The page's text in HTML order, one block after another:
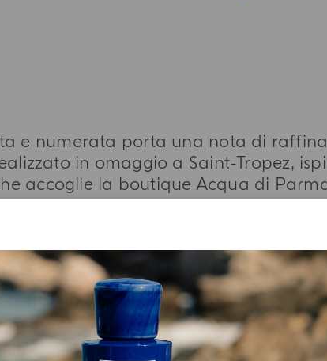
e numerata porta una nota di
in omaggio a Saint-Tropez,
accoglie la boutique Acqua di
PIÙ INFORMAZIONI